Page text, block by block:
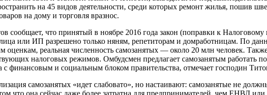
на 45 видов деятельности, среди которых ремонт жилья, пошив
на дому и торговля вразнос.
что принятый в ноябре 2016 года закон (поправки к Налоговому
или ИП разрешено только няням, репетиторам и домработницам. По
оценкам, реальная численность самозанятых — около 20 млн человек.
налоговых режимов. Омбудсмен предлагает самозанятым работать
с финансовым и социальным блоком правительства, отмечает господин
самозанятых «идет слабовато», но настаивают: самозанятые не
что она сейчас даже более затратна для предпринимателей, чем ЕНВД